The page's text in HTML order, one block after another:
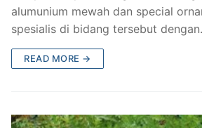
alumunium mewah dan special
spesialis di bidang tersebut
READ MORE →